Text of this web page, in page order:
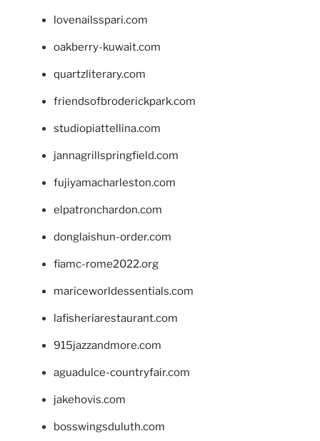
lovenailsspari.com
oakberry-kuwait.com
quartzliterary.com
friendsofbroderickpark.com
studiopiattellina.com
jannagrillspringfield.com
fujiyamacharleston.com
elpatronchardon.com
donglaishun-order.com
fiamc-rome2022.org
mariceworldessentials.com
lafisheriarestaurant.com
915jazzandmore.com
aguadulce-countryfair.com
jakehovis.com
bosswingsduluth.com